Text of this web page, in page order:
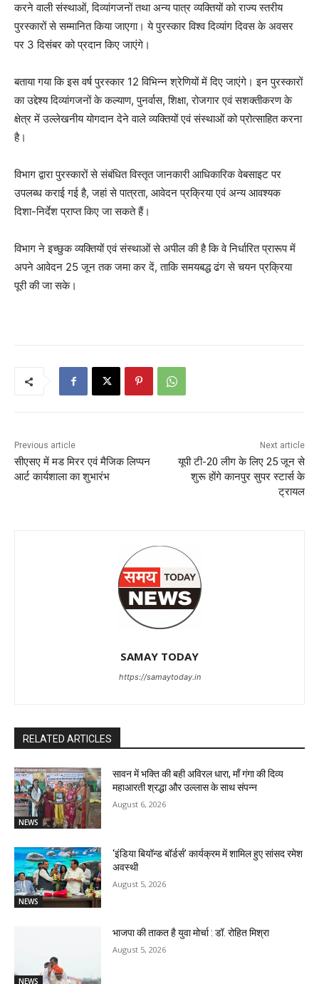
करने वाली संस्थाओं, दिव्यांगजनों तथा अन्य पात्र व्यक्तियों को राज्य स्तरीय
पुरस्कारों से सम्मानित किया जाएगा। ये पुरस्कार विश्व दिव्यांग दिवस के अवसर
पर 3 दिसंबर को प्रदान किए जाएंगे।
बताया गया कि इस वर्ष पुरस्कार 12 विभिन्न श्रेणियों में दिए जाएंगे। इन पुरस्कारों
का उद्देश्य दिव्यांगजनों के कल्याण, पुनर्वास, शिक्षा, रोजगार एवं सशक्तीकरण के
क्षेत्र में उल्लेखनीय योगदान देने वाले व्यक्तियों एवं संस्थाओं को प्रोत्साहित करना
है।
विभाग द्वारा पुरस्कारों से संबंधित विस्तृत जानकारी आधिकारिक वेबसाइट पर
उपलब्ध कराई गई है, जहां से पात्रता, आवेदन प्रक्रिया एवं अन्य आवश्यक
दिशा-निर्देश प्राप्त किए जा सकते हैं।
विभाग ने इच्छुक व्यक्तियों एवं संस्थाओं से अपील की है कि वे निर्धारित प्रारूप में
अपने आवेदन 25 जून तक जमा कर दें, ताकि समयबद्ध ढंग से चयन प्रक्रिया
पूरी की जा सके।
Previous article
सीएसए में मड मिरर एवं मैजिक लिप्पन
आर्ट कार्यशाला का शुभारंभ
Next article
यूपी टी-20 लीग के लिए 25 जून से
शुरू होंगे कानपुर सुपर स्टार्स के
ट्रायल
SAMAY TODAY
https://samaytoday.in
RELATED ARTICLES
NEWS
सावन में भक्ति की बही अविरल धारा, माँ गंगा की दिव्य
महाआरती श्रद्धा और उल्लास के साथ संपन्न
August 6, 2026
NEWS
‘इंडिया बियॉन्ड बॉर्डर्स’ कार्यक्रम में शामिल हुए सांसद रमेश
अवस्थी
August 5, 2026
NEWS
भाजपा की ताकत है युवा मोर्चा : डॉ. रोहित मिश्रा
August 5, 2026